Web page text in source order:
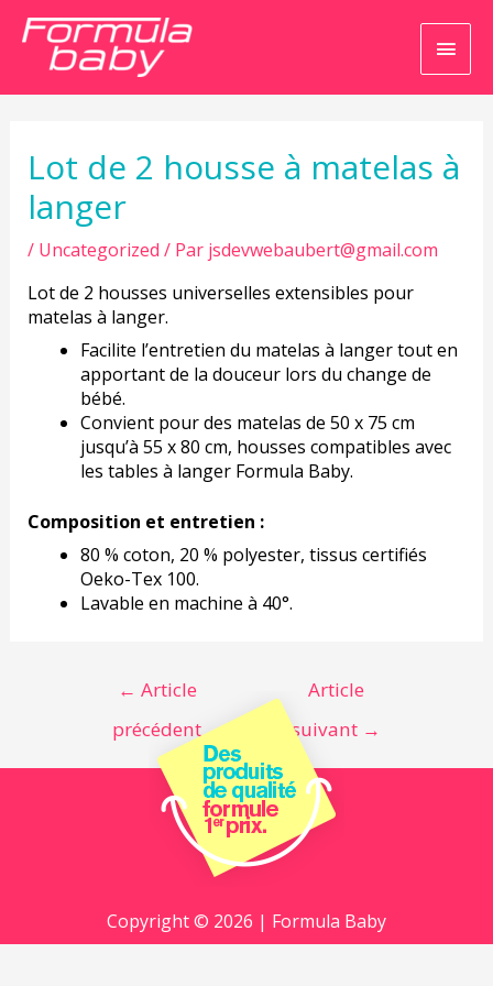
Lot de 2 housse à matelas à
langer
/ Uncategorized / Par jsdevwebaubert@gmail.com
Lot de 2 housses universelles extensibles pour
matelas à langer.
Facilite l’entretien du matelas à langer tout en
apportant de la douceur lors du change de
bébé.
Convient pour des matelas de 50 x 75 cm
jusqu’à 55 x 80 cm, housses compatibles avec
les tables à langer Formula Baby.
Composition et entretien :
80 % coton, 20 % polyester, tissus certifiés
Oeko-Tex 100.
Lavable en machine à 40°.
l’article
← Article
précédent
Article
suivant →
Copyright © 2026 | Formula Baby